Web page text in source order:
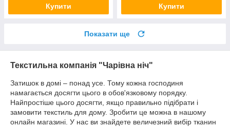
Купити Купити
Показати ще
Текстильна компанія "Чарівна ніч"
Затишок в домі – понад усе. Тому кожна господиня
намагається досягти цього в обов'язковому порядку.
Найпростіше цього досягти, якщо правильно підібрати і
замовити текстиль для дому. Зробити це можна в нашому
онлайн магазині. У нас ви знайдете величезний вибір тканин